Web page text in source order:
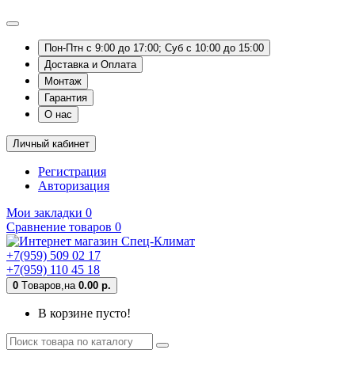
Пон-Птн с 9:00 до 17:00; Суб с 10:00 до 15:00
Доставка и Оплата
Монтаж
Гарантия
О нас
Личный кабинет
Регистрация
Авторизация
Мои закладки 0
Сравнение товаров 0
+7(959) 509 02 17
+7(959) 110 45 18
0 Tоваров,на 0.00 р.
В корзине пусто!